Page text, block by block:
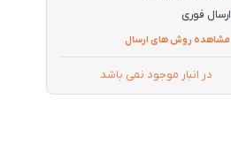
ارسال فوری
مشاهده روش های ارسال
در انبار موجود نمی باشد